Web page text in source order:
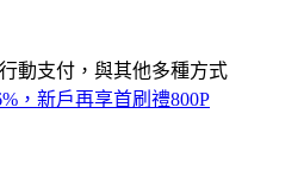
動支付，與其他多種方式
，新戶再享首刷禮800P